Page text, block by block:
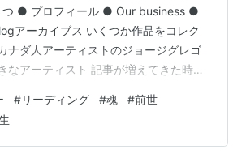
つ ● プロフィール ● Our business ●
アーカイブス いくつか作品をコレク
ナダ人アーティストのジョージグレゴ
なアーティスト 記事が増えてきた時に
▶︎ プロフィール ▶︎ リーディング ▷
道 ① ▷ リーディングへの道 ② ▷ わ
グスタイル ▷ わたしの前世リスト ▶︎
#リーディング #魂 #前世